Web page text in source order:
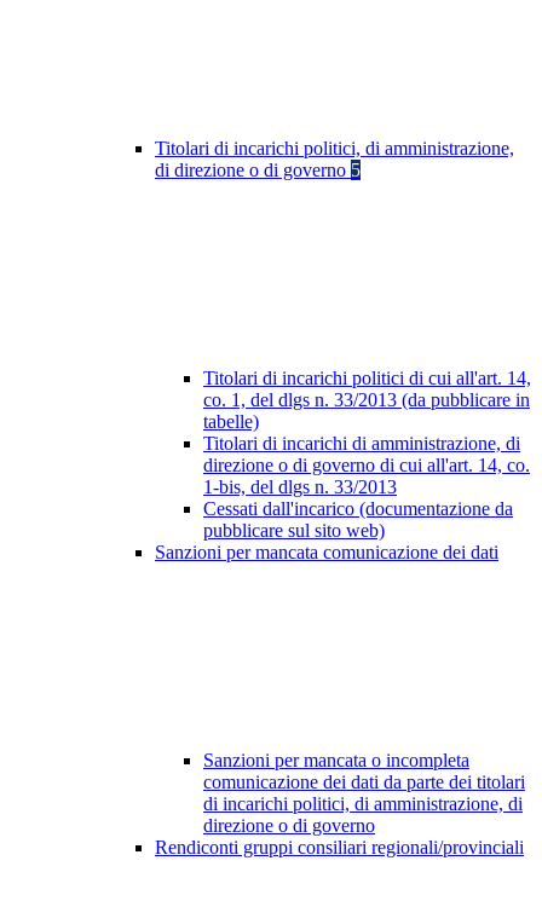
Titolari di incarichi politici, di amministrazione,
di direzione o di governo 5
Titolari di incarichi politici di cui all'art. 14,
co. 1, del dlgs n. 33/2013 (da pubblicare in
tabelle)
Titolari di incarichi di amministrazione, di
direzione o di governo di cui all'art. 14, co.
1-bis, del dlgs n. 33/2013
Cessati dall'incarico (documentazione da
pubblicare sul sito web)
Sanzioni per mancata comunicazione dei dati
Sanzioni per mancata o incompleta
comunicazione dei dati da parte dei titolari
di incarichi politici, di amministrazione, di
direzione o di governo
Rendiconti gruppi consiliari regionali/provinciali